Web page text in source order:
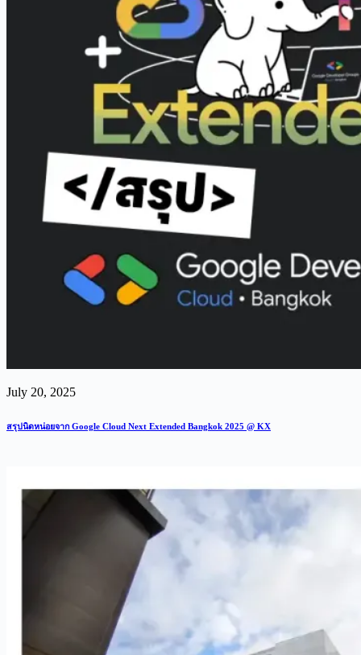
July 20, 2025
สรุปนิดหน่อยจาก Google Cloud Next Extended Bangkok 2025 @ KX